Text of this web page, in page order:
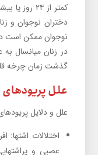
دختران نوجوان و
نوجوان ممکن است
در زنان میانسال
گذشت زمان چرخه
علل پریودهای
علل و دلایل
اختلالات اشتها:
عصبی و